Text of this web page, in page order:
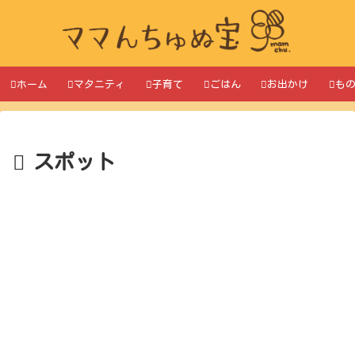
ホーム マタニティ 子育て ごはん お出かけ も
スポット